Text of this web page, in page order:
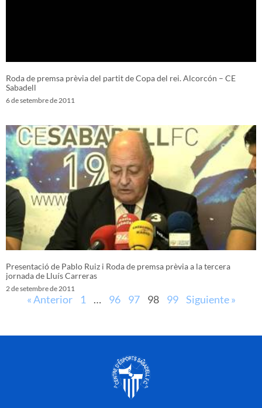
Roda de premsa prèvia del partit de Copa del rei. Alcorcón – CE
Sabadell
6 de setembre de 2011
Presentació de Pablo Ruiz i Roda de premsa prèvia a la tercera
jornada de Lluís Carreras
2 de setembre de 2011
« Anterior 1 … 96 97 98 99 Siguiente »